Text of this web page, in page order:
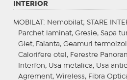
INTERIOR
MOBILAT : Nemobilat; STARE
Parchet laminat, Gresie, Sapa
Glet, Faianta, Geamuri
Calorifere otel, Ferestre
Interfon, Usa metalica, Usa
Agrement, Wireless, Fibra